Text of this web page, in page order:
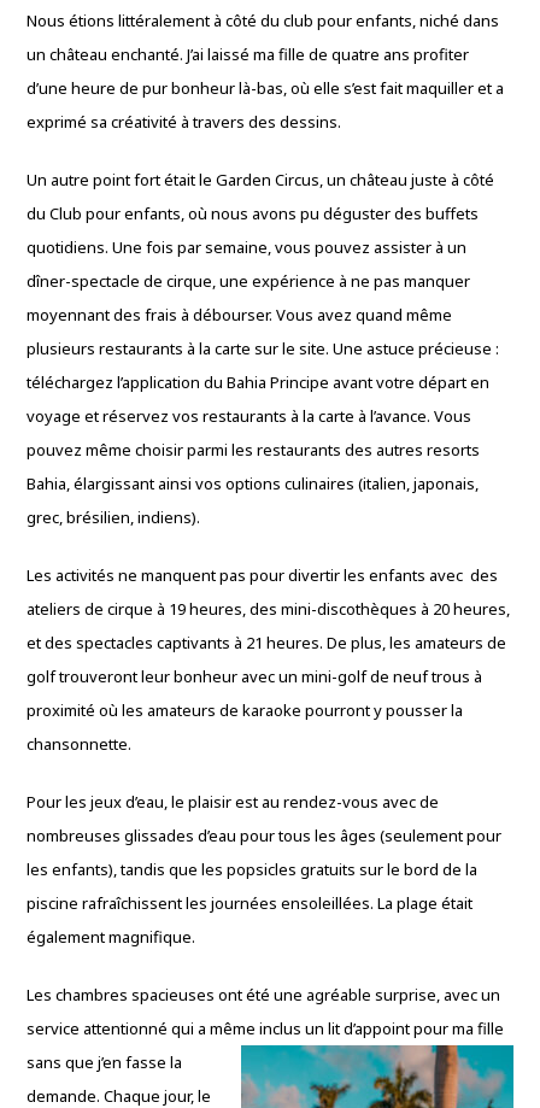
Nous étions littéralement à côté du club pour enfants, niché dans
un château enchanté. J’ai laissé ma fille de quatre ans profiter
d’une heure de pur bonheur là-bas, où elle s’est fait maquiller et a
exprimé sa créativité à travers des dessins.
Un autre point fort était le Garden Circus, un château juste à côté
du Club pour enfants, où nous avons pu déguster des buffets
quotidiens. Une fois par semaine, vous pouvez assister à un
dîner-spectacle de cirque, une expérience à ne pas manquer
moyennant des frais à débourser. Vous avez quand même
plusieurs restaurants à la carte sur le site. Une astuce précieuse :
téléchargez l’application du Bahia Principe avant votre départ en
voyage et réservez vos restaurants à la carte à l’avance. Vous
pouvez même choisir parmi les restaurants des autres resorts
Bahia, élargissant ainsi vos options culinaires (italien, japonais,
grec, brésilien, indiens).
Les activités ne manquent pas pour divertir les enfants avec des
ateliers de cirque à 19 heures, des mini-discothèques à 20 heures,
et des spectacles captivants à 21 heures. De plus, les amateurs de
golf trouveront leur bonheur avec un mini-golf de neuf trous à
proximité où les amateurs de karaoke pourront y pousser la
chansonnette.
Pour les jeux d’eau, le plaisir est au rendez-vous avec de
nombreuses glissades d’eau pour tous les âges (seulement pour
les enfants), tandis que les popsicles gratuits sur le bord de la
piscine rafraîchissent les journées ensoleillées. La plage était
également magnifique.
Les chambres spacieuses ont été une agréable surprise, avec un
service attentionné qui a même inclus un lit d’appoint pour ma fille
sans que j’en fasse la
demande. Chaque jour, le